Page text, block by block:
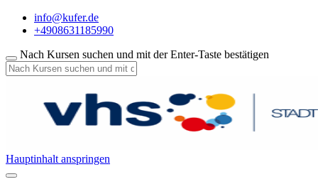
info@kufer.de
+4908631185990
Nach Kursen suchen und mit der Enter-Taste bestätigen
Hauptinhalt anspringen